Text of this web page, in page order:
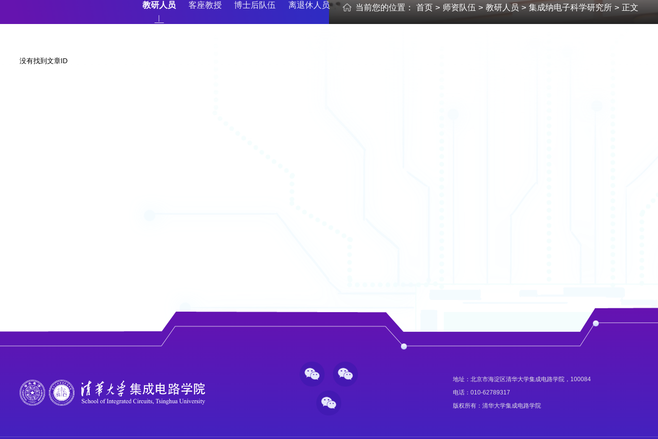
当前您的位置： 首页> 师资队伍 > 教研人员 > 集成纳电子科学研究所> 正文
教研人员 客座教授 博士后队伍 离退休人员
没有找到文章ID
地址：北京市海淀区清华大学集成电路学院，100084
电话：010-62789317
版权所有：清华大学集成电路学院